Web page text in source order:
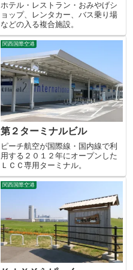
ホテル・レストラン・おみやげシ
ョップ、レンタカー、バス乗り場
などの入る複合施設。
関西国際空港
第２ターミナルビル
ピーチ航空が国際線・国内線で利
用する２０１２年にオープンした
ＬＣＣ専用ターミナル。
関西国際空港